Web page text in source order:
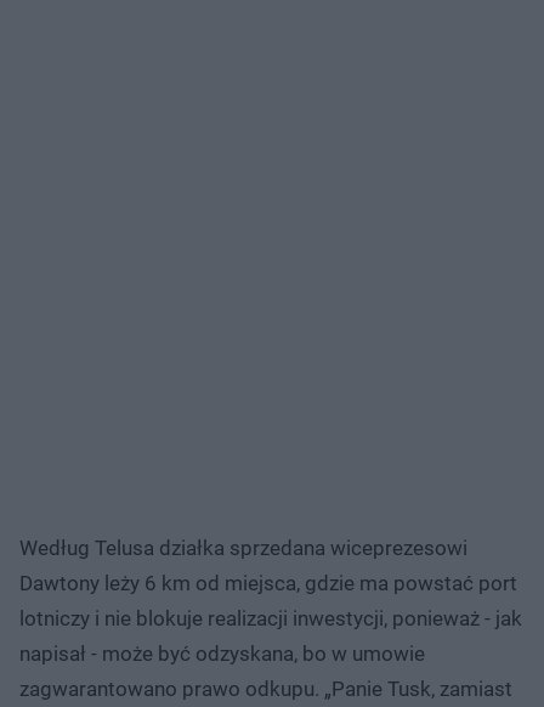
Według Telusa działka sprzedana wiceprezesowi
Dawtony leży 6 km od miejsca, gdzie ma powstać port
lotniczy i nie blokuje realizacji inwestycji, ponieważ - jak
napisał - może być odzyskana, bo w umowie
zagwarantowano prawo odkupu. „Panie Tusk, zamiast